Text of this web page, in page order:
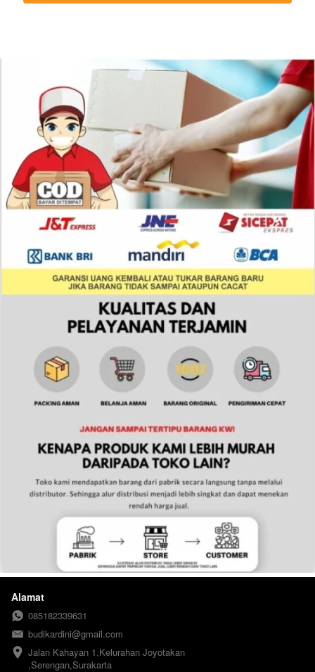
Alamat
085182339631
budikardini@gmail.com
Jalan Kahayan 1,Kelurahan Joyotakan
,Serengan,Surakarta